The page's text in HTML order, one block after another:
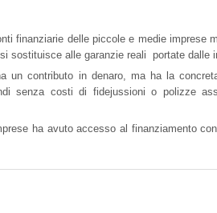
finanziarie delle piccole e medie imprese
sostituisce alle garanzie reali portate dalle
un contributo in denaro, ma ha la
senza costi di fidejussioni o polizze
ha avuto accesso al finanziamento